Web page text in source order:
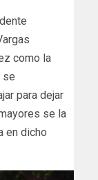
como la
se
para dejar
se la
en dicho